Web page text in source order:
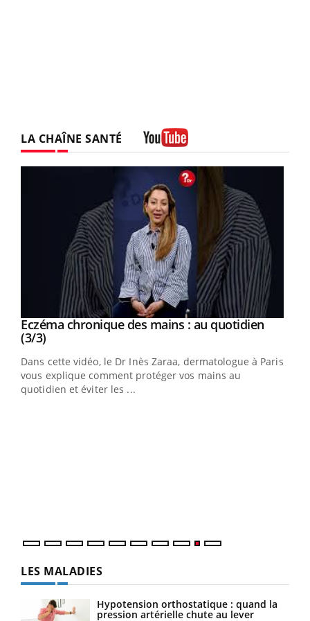
LA CHAÎNE SANTÉ
Youtube
Youtube
Eczéma chronique des mains : au quotidien
(3/3)Youtube
Dans cette vidéo, le Dr Inès Zaraa, dermatologue à Paris,
vous explique comment protéger vos mains au
quotidien et éviter les ...
LES MALADIES
Hypotension orthostatique : quand la
pression artérielle chute au lever